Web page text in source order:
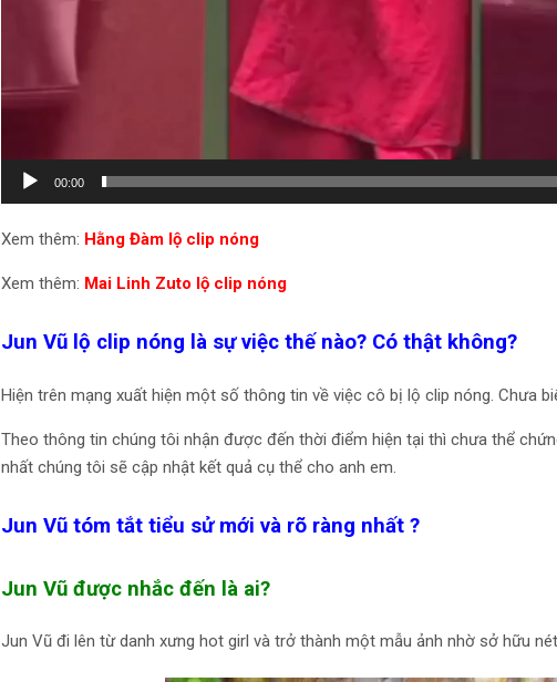
00:00
Xem thêm: Hằng Đàm lộ clip nóng
Xem thêm: Mai Linh Zuto lộ clip nóng
Jun Vũ lộ clip nóng là sự việc thế nào? Có thật không?
Hiện trên mạng xuất hiện một số thông tin về việc cô bị lộ clip nóng. Chưa
Theo thông tin chúng tôi nhận được đến thời điểm hiện tại thì chưa thể
nhất chúng tôi sẽ cập nhật kết quả cụ thể cho anh em.
Jun Vũ tóm tắt tiểu sử mới và rõ ràng nhất ?
Jun Vũ được nhắc đến là ai?
Jun Vũ đi lên từ danh xưng hot girl và trở thành một mẫu ảnh nhờ sở hữu